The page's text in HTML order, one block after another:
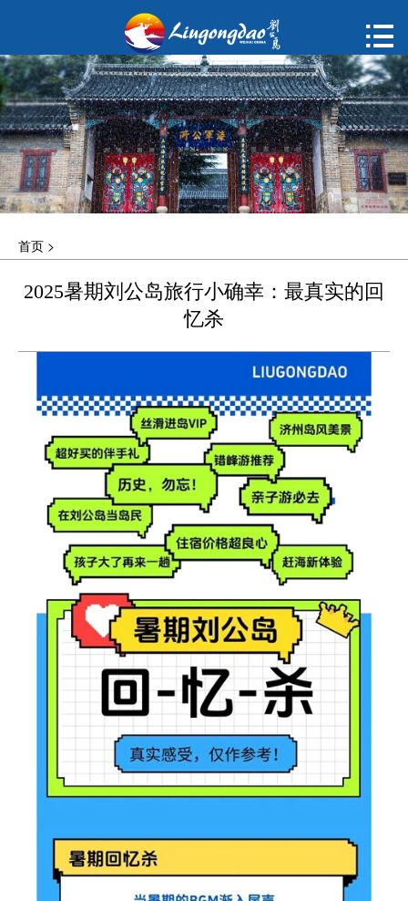
购票
概况
动态
指南
建议
한국어

首页 >
2025暑期刘公岛旅行小确幸：最真实的回
忆杀